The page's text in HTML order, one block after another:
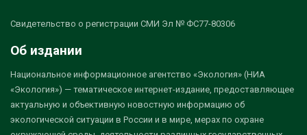
Свидетельство о регистрации СМИ Эл № ФС77-80306
Об издании
Национальное информационное агентство «Экология» (НИА
«Экология») — тематическое интернет-издание, предоставляющее
актуальную и объективную новостную информацию об
экологической ситуации в России и в мире, мерах по охране